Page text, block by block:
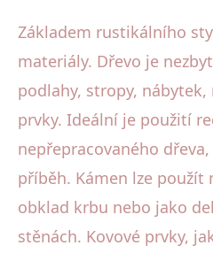
Základem rustikálního
materiály. Dřevo je
podlahy, stropy,
prvky. Ideální je použití
nepřepracovaného
příběh. Kámen lze použít
obklad krbu nebo jako
stěnách. Kovové prvky,